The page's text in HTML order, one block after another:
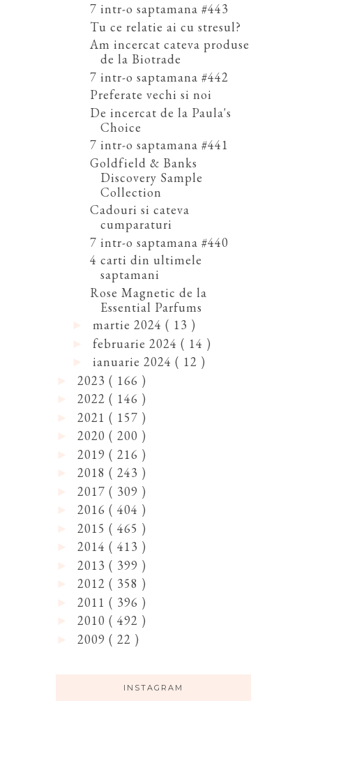
7 intr-o saptamana #443
Tu ce relatie ai cu stresul?
Am incercat cateva produse
de la Biotrade
7 intr-o saptamana #442
Preferate vechi si noi
De incercat de la Paula's
Choice
7 intr-o saptamana #441
Goldfield & Banks
Discovery Sample
Collection
Cadouri si cateva
cumparaturi
7 intr-o saptamana #440
4 carti din ultimele
saptamani
Rose Magnetic de la
Essential Parfums
martie 2024 ( 13 )
februarie 2024 ( 14 )
ianuarie 2024 ( 12 )
2023 ( 166 )
2022 ( 146 )
2021 ( 157 )
2020 ( 200 )
2019 ( 216 )
2018 ( 243 )
2017 ( 309 )
2016 ( 404 )
2015 ( 465 )
2014 ( 413 )
2013 ( 399 )
2012 ( 358 )
2011 ( 396 )
2010 ( 492 )
2009 ( 22 )
INSTAGRAM